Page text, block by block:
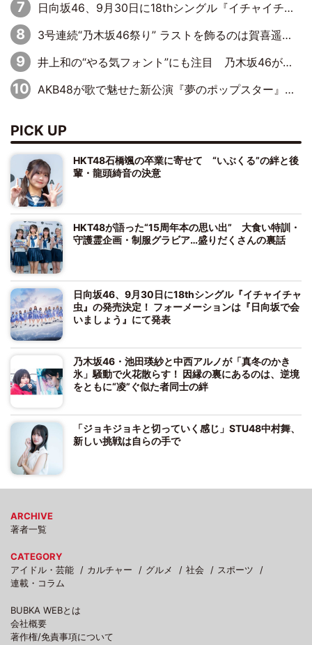
日向坂46、9月30日に18thシングル『イチャイチャ虫』の発売決定！ フォーメーションは『日向坂で会いましょう』にて発表
3号連続“乃木坂46祭り” ラストを飾るのは賀喜遥香…5年ぶりの登場に「5年分大人になった私を見ていただけたら」
井上和の“やる気フォント”にも注目 乃木坂46が挑んだ書道パフォーマンスの舞台裏
AKB48が歌で魅せた新公演『夢のポップスター』 初日から全身全霊のステージ
PICK UP
HKT48石橋颯の卒業に寄せて “いぶくる”の絆と後
輩・龍頭綺音の決意
HKT48が語った“15周年本の思い出” 大食い特訓・
守護霊企画・制服グラビア…盛りだくさんの裏話
日向坂46、9月30日に18thシングル『イチャイチャ
虫』の発売決定！ フォーメーションは『日向坂で会
いましょう』にて発表
乃木坂46・池田瑛紗と中西アルノが「真冬のかき
氷」騒動で火花散らす！ 因縁の裏にあるのは、逆境
をともに“凌”ぐ似た者同士の絆
「ジョキジョキと切っていく感じ」STU48中村舞、
新しい挑戦は自らの手で
ARCHIVE
著者一覧
CATEGORY
アイドル・芸能
カルチャー グルメ 社会
スポーツ
連載・コラム
BUBKA WEBとは
会社概要
著作権/免責事項について